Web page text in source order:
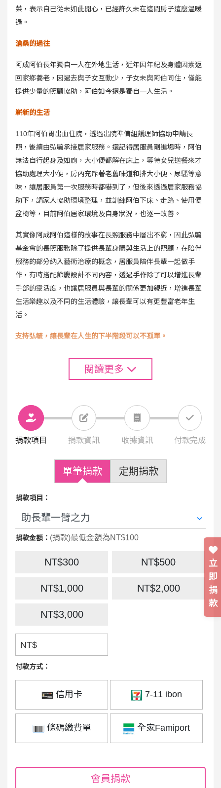
菜，表示自己從未如此開心，已經許久未在這間房子這麼溫暖
過。
滄桑的過往
阿成阿伯長年獨自一人在外地生活，近年因年紀及身體因素返
回家鄉養老，因過去與子女互動少，子女未與阿伯同住，僅能
提供少量的照顧協助，阿伯如今還是獨自一人生活。
嶄新的生活
110年阿伯胃出血住院，透過出院準備組護理師協助申請長
照，後續由弘毓承接居家服務。還記得居服員剛進場時，阿伯
無法自行起身及如廁，大小便都解在床上，等待女兒送餐來才
協助處理大小便，房內充斥著老舊味道和排大小便、尿騷等意
味，讓居服員第一次服務時都嚇到了，但後來透過居家服務協
助下，請家人協助環境整理，並訓練阿伯下床、走路、使用便
盆椅等，目前阿伯居家環境及自身狀況，也逐一改善。
其實像阿成阿伯這樣的故事在長照服務中層出不窮，因此弘毓
基金會的長照服務除了提供長輩身體與生活上的照顧，在陪伴
服務的部分納入藝術治療的概念，居服員陪伴長輩一起做手
作，有時搭配節慶設計不同內容，透過手作除了可以增進長輩
手部的靈活度，也讓居服員與長輩的關係更加親近，增進長輩
生活樂趣以及不同的生活體驗，讓長輩可以有更豐富老年生
活。
支持弘毓，讓長輩在人生的下半階段可以不孤單。
閱讀更多
捐款項目 捐款資訊 收據資訊 付款完成
單筆捐款 定期捐款
捐款項目：
捐款金額： (捐款)最低金額為NT$100
NT$300 NT$500
NT$1,000 NT$2,000
NT$3,000
NT$
付款方式：
信用卡 7-11 ibon
條碼繳費單 全家Famiport
會員捐款
立
即
捐
款